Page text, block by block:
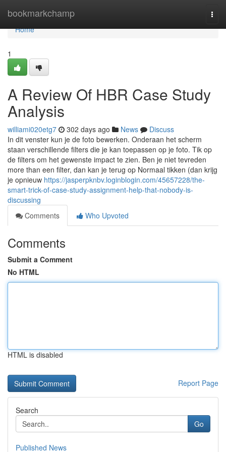
bookmarkchamp
Home
Home
1
A Review Of HBR Case Study
Analysis
williami020etg7 302 days ago News
Discuss
In dit venster kun je de foto bewerken. Onderaan het scherm
staan verschillende filters die je kan toepassen op je foto. Tik op
de filters om het gewenste impact te zien. Ben je niet tevreden
more than een filter, dan kan je terug op Normaal tikken (dan krijg
je opnieuw https://jasperpknbv.loginblogin.com/45657228/the-
smart-trick-of-case-study-assignment-help-that-nobody-is-
discussing
Comments
Who Upvoted
Comments
Submit a Comment
No HTML
HTML is disabled
Report Page
Search
Go
Published News